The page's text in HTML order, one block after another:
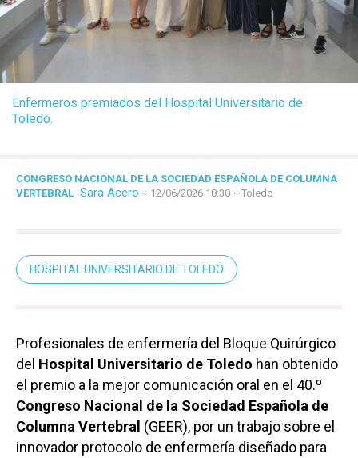
Enfermeros premiados del Hospital Universitario de
Toledo.
CONGRESO NACIONAL DE LA SOCIEDAD ESPAÑOLA DE COLUMNA
VERTEBRAL Sara Acero - 12/06/2026 18:30 - Toledo
HOSPITAL UNIVERSITARIO DE TOLEDO
Profesionales de enfermería del Bloque Quirúrgico
del Hospital Universitario de Toledo han obtenido
el premio a la mejor comunicación oral en el 40.º
Congreso Nacional de la Sociedad Española de
Columna Vertebral (GEER), por un trabajo sobre el
innovador protocolo de enfermería diseñado para